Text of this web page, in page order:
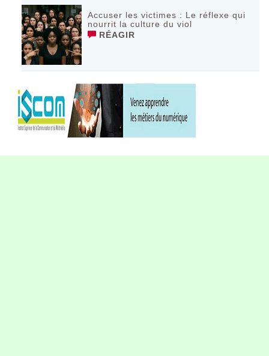
Accuser les victimes : Le réflexe qui
nourrit la culture du viol
RÉAGIR